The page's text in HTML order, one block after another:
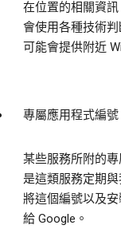
在位置的相關資
會使用各種技術
可能會提供附近
專屬應用程式編號
某些服務所附的
是這類服務定期
將這個編號以及
給 Google。